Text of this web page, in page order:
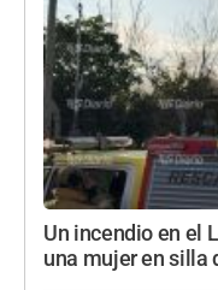
Un incendio en el
una mujer en silla